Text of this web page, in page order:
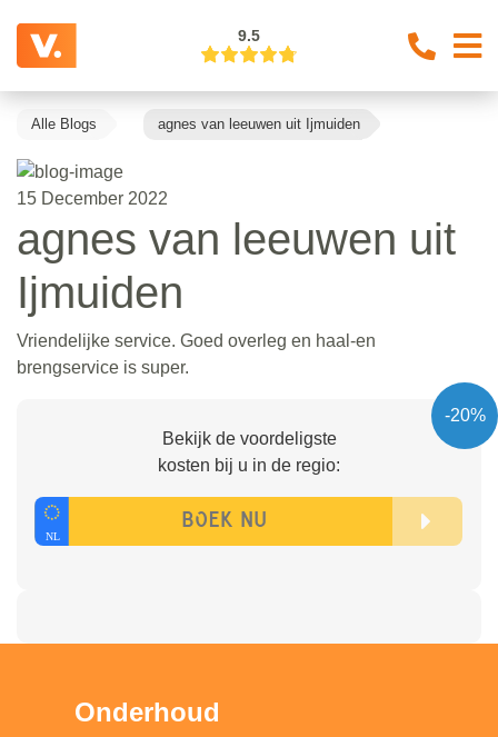
9.5
Alle Blogs agnes van leeuwen uit Ijmuiden
15 December 2022
agnes van leeuwen uit
Ijmuiden
Vriendelijke service. Goed overleg en haal-en
brengservice is super.
-20%
Bekijk de voordeligste
kosten bij u in de regio:
Onderhoud